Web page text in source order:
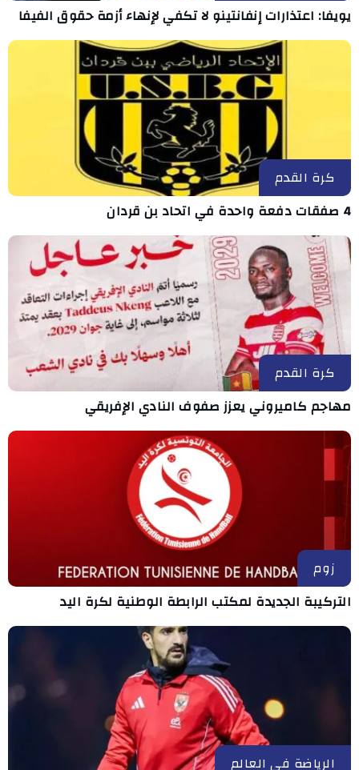
يويفا: اعتذارات إنفانتينو لا تكفي لإنهاء أزمة حقوق الفيفا
كرة القدم
4 صفقات دفعة واحدة في اتحاد بن قردان
كرة القدم
مهاجم كاميروني يعزز صفوف النادي الإفريقي
زوم
التركيبة الجديدة لمكتب الرابطة الوطنية لكرة اليد
الرياضة في العالم